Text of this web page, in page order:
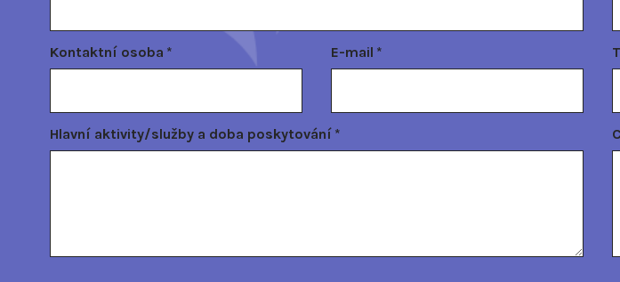
Kontaktní osoba * E-mail *
Hlavní aktivity/služby a doba poskytování *